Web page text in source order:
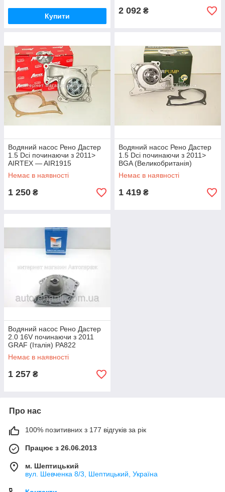
Купити
2 092 ₴
Водяний насос Рено Дастер
1.5 Dci починаючи з 2011>
AIRTEX — AIR1915
Немає в наявності
1 250 ₴
Водяний насос Рено Дастер
1.5 Dci починаючи з 2011>
BGA (Великобританія)
CP3830
Немає в наявності
1 419 ₴
Водяний насос Рено Дастер
2.0 16V починаючи з 2011
GRAF (Італія) PA822
Немає в наявності
1 257 ₴
Про нас
100% позитивних з 177 відгуків за рік
Працює з 26.06.2013
м. Шептицький
вул. Шевченка 8/3, Шептицький, Україна